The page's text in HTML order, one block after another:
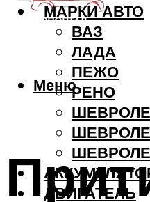
МАРКИ АВТО
ВАЗ
ЛАДА
ПЕЖО
РЕНО
ДВИГАТЕЛЬ
Меню